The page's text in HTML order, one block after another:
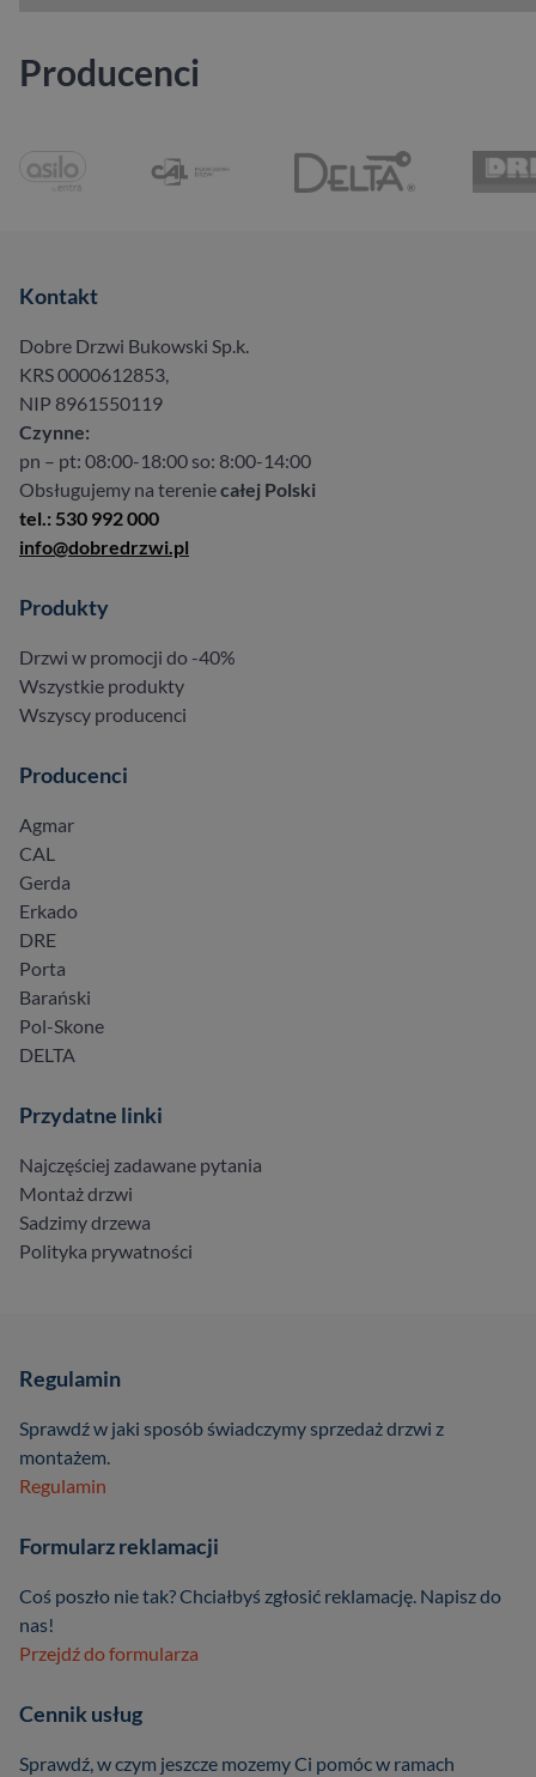
Producenci
Kontakt
Dobre Drzwi Bukowski Sp.k.
KRS 0000612853,
NIP 8961550119
Czynne:
pn – pt: 08:00-18:00 so: 8:00-14:00
Obsługujemy na tereniecałej Polski
tel.: 530 992 000
info@dobredrzwi.pl
Produkty
Drzwi w promocji do -40%
Wszystkie produkty
Wszyscy producenci
Producenci
Agmar
CAL
Gerda
Erkado
DRE
Porta
Barański
Pol-Skone
DELTA
Przydatne linki
Najczęściej zadawane pytania
Montaż drzwi
Sadzimy drzewa
Polityka prywatności
Regulamin
Sprawdź w jaki sposób świadczymy sprzedaż drzwi z
montażem.
Regulamin
Formularz reklamacji
Coś poszło nie tak? Chciałbyś zgłosić reklamację. Napisz do
nas!
Przejdź do formularza
Cennik usług
Sprawdź, w czym jeszcze mozemy Ci pomóc w ramach